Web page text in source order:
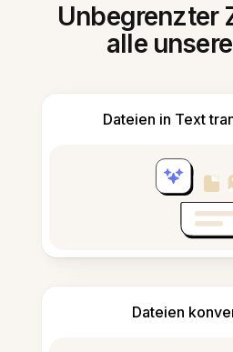
Unbegrenzter
alle
Dateien in Text
Dateien